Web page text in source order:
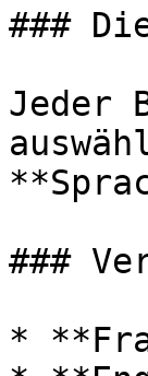
###
Jeder
###
*